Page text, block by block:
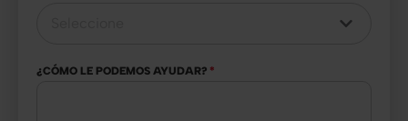
¿CÓMO LE PODEMOS AYUDAR? *